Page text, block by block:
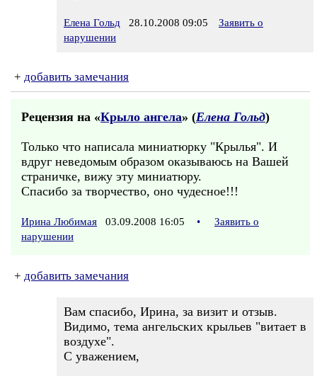
Елена Гольд 28.10.2008 09:05
Заявить о
нарушении
+ добавить замечания
Рецензия на «Крыло ангела» (Елена Гольд)
Только что написала миниатюрку "Крылья". И
вдруг неведомым образом оказываюсь на Вашей
страничке, вижу эту миниатюру.
Спасибо за творчество, оно чудесное!!!
Ирина Любимая 03.09.2008 16:05 •
Заявить о
нарушении
+ добавить замечания
Вам спасибо, Ирина, за визит и отзыв.
Видимо, тема ангельских крыльев "витает в
воздухе".
С уважением,